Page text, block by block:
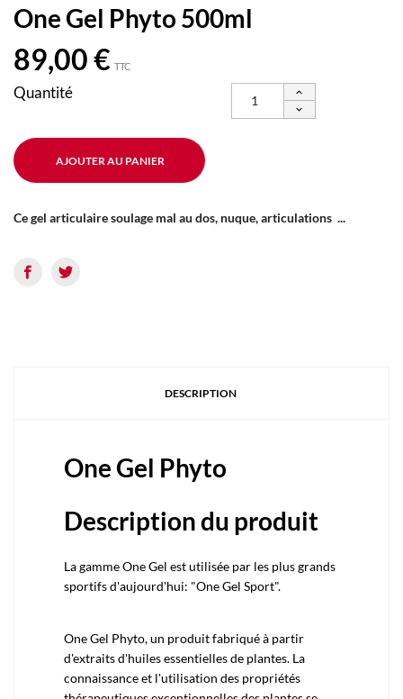
One Gel Phyto 500ml
89,00 € TTC
Quantité
AJOUTER AU PANIER
Ce gel articulaire soulage mal au dos, nuque, articulations ...
DESCRIPTION
One Gel Phyto
Description du produit
La gamme One Gel est utilisée par les plus grands
sportifs d'aujourd'hui: "One Gel Sport".
One Gel Phyto, un produit fabriqué à partir
d'extraits d'huiles essentielles de plantes. La
connaissance et l'utilisation des propriétés